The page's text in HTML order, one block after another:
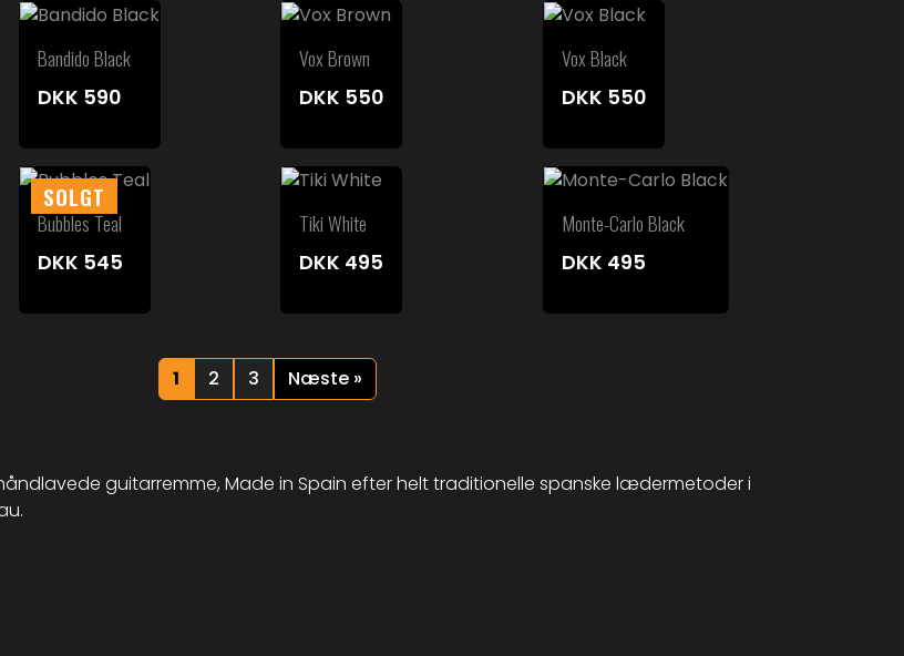
Bandido Black
DKK 590
Vox Brown
DKK 550
Vox Black
DKK 550
SOLGT
Bubbles Teal
DKK 545
Tiki White
DKK 495
Monte-Carlo Black
DKK 495
1 2 3 Næste »
håndlavede guitarremme, Made in Spain efter helt traditionelle spanske lædermetoder i